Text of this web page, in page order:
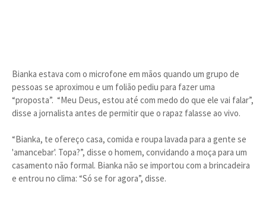
Bianka estava com o microfone em mãos quando um grupo de
pessoas se aproximou e um folião pediu para fazer uma
“proposta”. “Meu Deus, estou até com medo do que ele vai falar”,
disse a jornalista antes de permitir que o rapaz falasse ao vivo.
“Bianka, te ofereço casa, comida e roupa lavada para a gente se
'amancebar'. Topa?”, disse o homem, convidando a moça para um
casamento não formal. Bianka não se importou com a brincadeira
e entrou no clima: “Só se for agora”, disse.